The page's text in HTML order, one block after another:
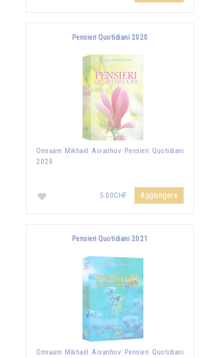
Pensieri Quotidiani 2020
Omraam Mikhaël Aïvanhov Pensieri Quotidiani
2020
5.00CHF Aggiungere
Pensieri Quotidiani 2021
Omraam Mikhaël Aïvanhov Pensieri Quotidiani